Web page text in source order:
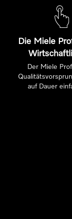
Die Miele
Der Miele
auf Dauer